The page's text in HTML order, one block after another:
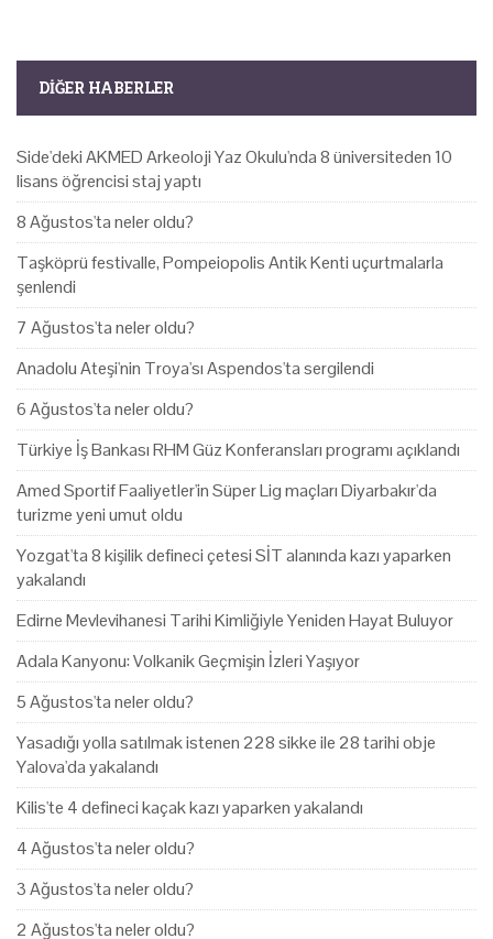
DIĞER HABERLER
Side'deki AKMED Arkeoloji Yaz Okulu'nda 8 üniversiteden 10
lisans öğrencisi staj yaptı
8 Ağustos'ta neler oldu?
Taşköprü festivalle, Pompeiopolis Antik Kenti uçurtmalarla
şenlendi
7 Ağustos'ta neler oldu?
Anadolu Ateşi'nin Troya'sı Aspendos'ta sergilendi
6 Ağustos'ta neler oldu?
Türkiye İş Bankası RHM Güz Konferansları programı açıklandı
Amed Sportif Faaliyetler'in Süper Lig maçları Diyarbakır'da
turizme yeni umut oldu
Yozgat'ta 8 kişilik defineci çetesi SİT alanında kazı yaparken
yakalandı
Edirne Mevlevihanesi Tarihi Kimliğiyle Yeniden Hayat Buluyor
Adala Kanyonu: Volkanik Geçmişin İzleri Yaşıyor
5 Ağustos'ta neler oldu?
Yasadığı yolla satılmak istenen 228 sikke ile 28 tarihi obje
Yalova'da yakalandı
Kilis'te 4 defineci kaçak kazı yaparken yakalandı
4 Ağustos'ta neler oldu?
3 Ağustos'ta neler oldu?
2 Ağustos'ta neler oldu?